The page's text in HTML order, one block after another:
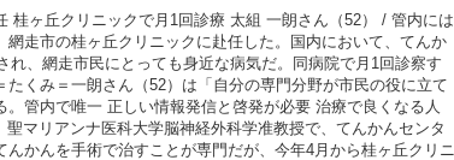
桂ヶ丘クリニックで月1回診療 太組 一朗さん（52） / 管内には
網走市の桂ヶ丘クリニックに赴任した。国内において、てんか
れ、網走市民にとっても身近な病気だ。同病院で月1回診察す
たくみ＝一朗さん（52）は「自分の専門分野が市民の役に立て
。管内で唯一 正しい情報発信と啓発が必要 治療で良くなる人
マリアンナ医科大学脳神経外科学准教授で、てんかんセンタ
んかんを手術で治すことが専門だが、今年4月から桂ヶ丘クリニ